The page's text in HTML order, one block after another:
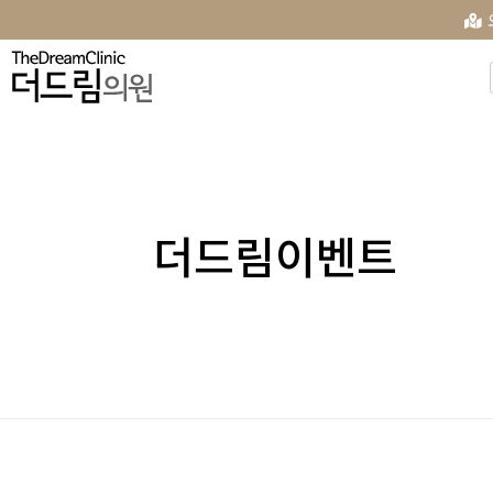
더드림이벤트